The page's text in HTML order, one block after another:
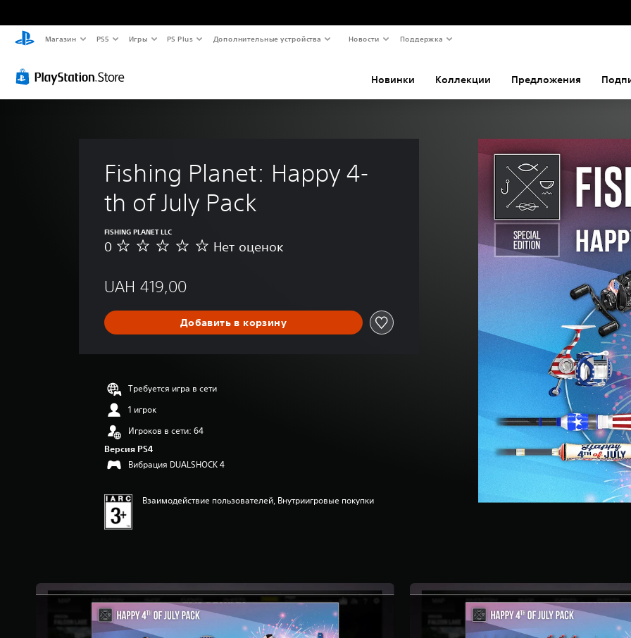
Магазин PS5 Игры PS Plus Дополнительные устройства Новости Поддержка
Новинки Коллекции Предложения
Fishing Planet: Happy 4-
th of July Pack
FISHING PLANET LLC
Н
о
е
н
к
0 Нет оценок
UAH 419,00
Добавить в корзину
Требуется игра в сети
1 игрок
Игроков в сети: 64
Версия PS4
Вибрация DUALSHOCK 4
Взаимодействие пользователей, Внутриигровые покупки